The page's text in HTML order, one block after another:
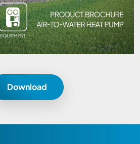
Download